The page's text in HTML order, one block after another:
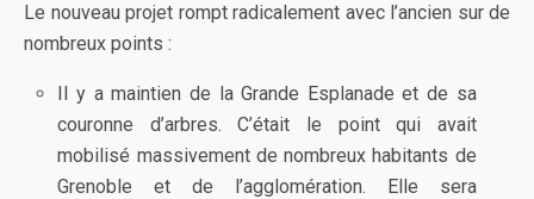
Le nouveau projet rompt radicalement avec l’ancien sur de
nombreux points :
Il y a maintien de la Grande Esplanade et de sa
couronne d’arbres. C’était le point qui avait
mobilisé massivement de nombreux habitants de
Grenoble et de l’agglomération. Elle sera